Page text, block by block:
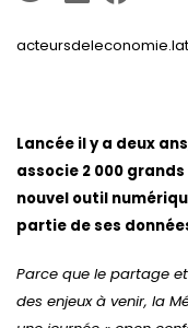
Lancée il y a deux
associe 2 000
nouvel outil
partie de ses
Parce que le partage
des enjeux à venir, la